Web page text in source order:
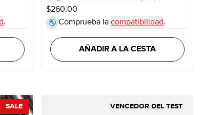
.
$260.00
Comprueba la compatibilidad.
AÑADIR A LA CESTA
SALE VENCEDOR DEL TEST